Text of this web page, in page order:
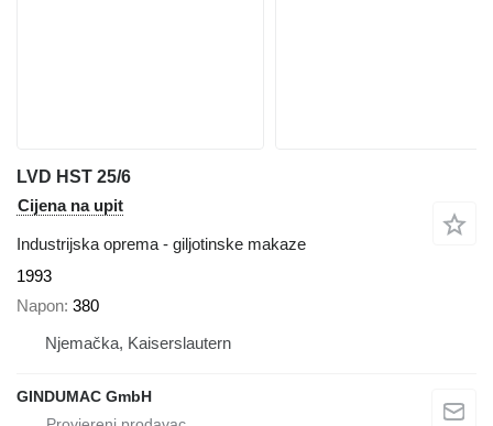
LVD HST 25/6
Cijena na upit
Industrijska oprema - giljotinske makaze
1993
Napon 380
Njemačka, Kaiserslautern
GINDUMAC GmbH